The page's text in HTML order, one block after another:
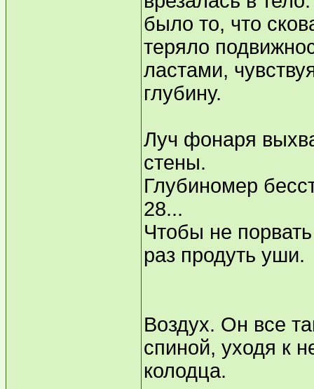
было то, что
теряло
ластами,
глубину.
Луч фонаря
стены.
Глубиномер
28...
Чтобы не
раз продуть уши.
Воздух. Он все
спиной, уходя к
колодца.